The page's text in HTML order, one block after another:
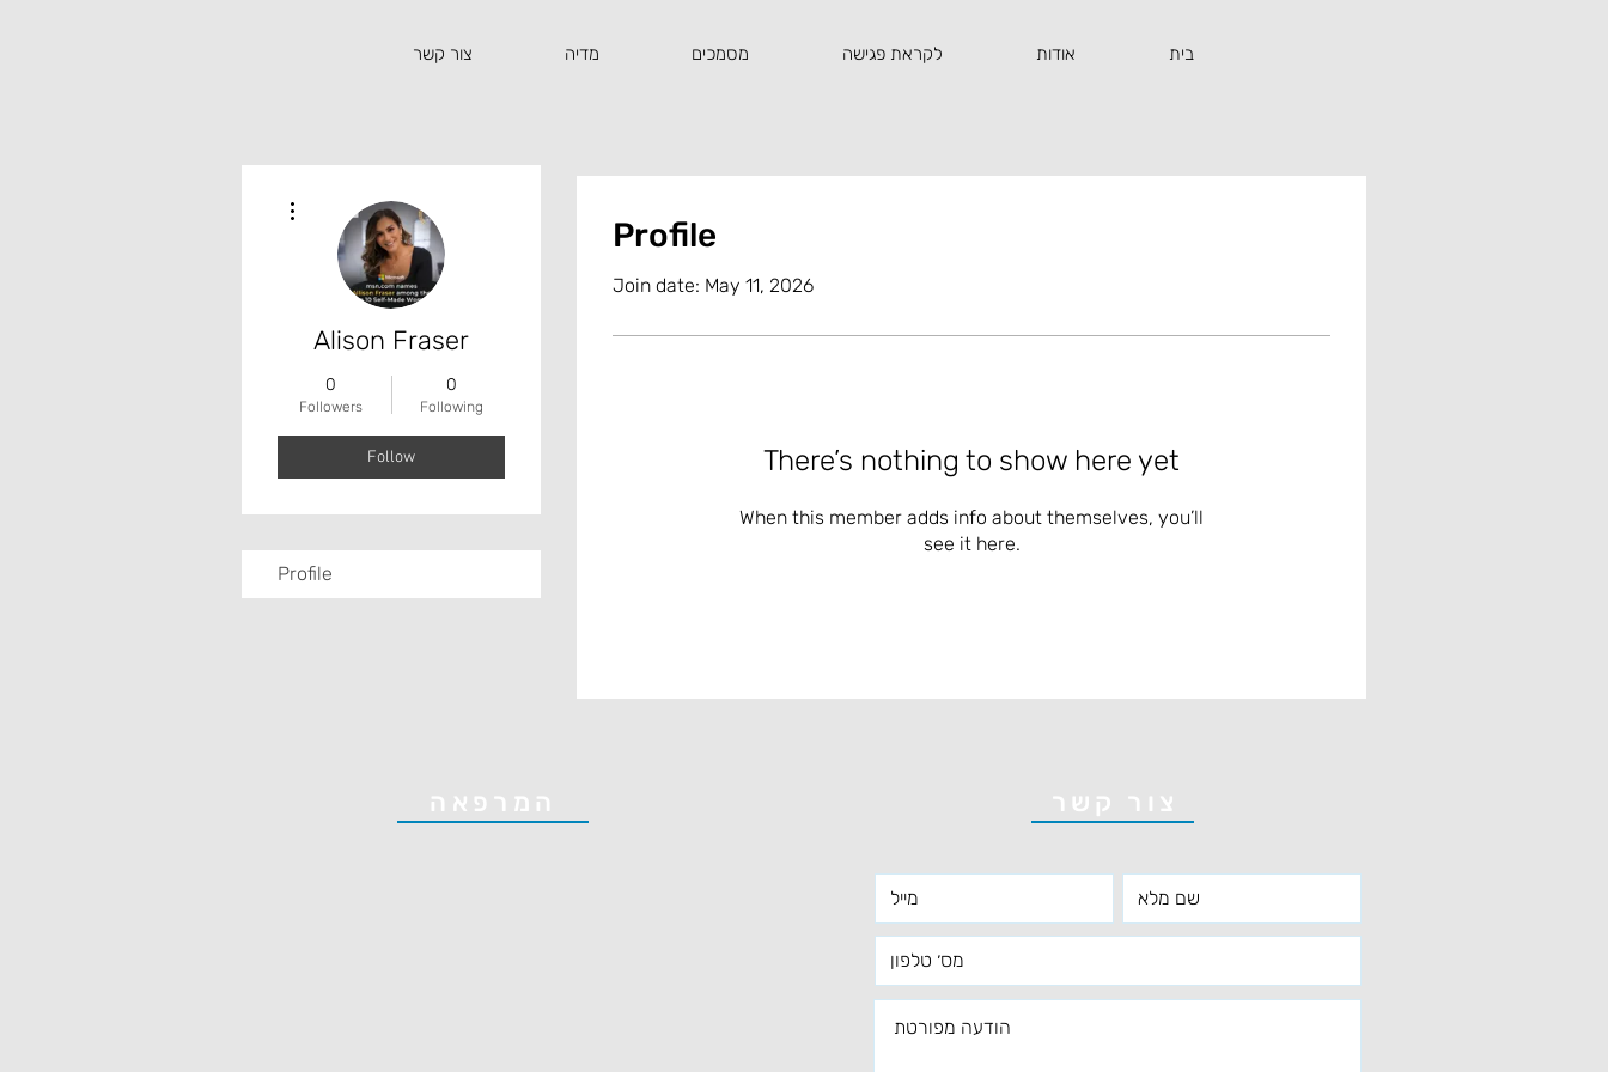
בית אודות לקראת פגישה מסמכים מדיה צור קשר
Profile
Join date: May 11, 2026
There’s nothing to show here yet
When this member adds info about themselves, you’ll
see it here.
Alison Fraser
0
Followers
0
Following
Follow
Profile
המרפאה צור קשר